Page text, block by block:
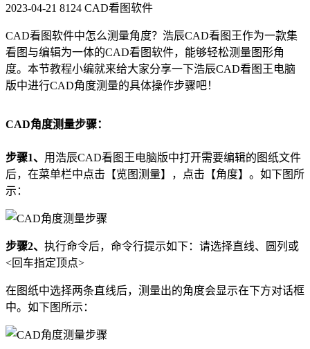
2023-04-21 8124 CAD看图软件
CAD看图软件中怎么测量角度？浩辰CAD看图王作为一款集
看图与编辑为一体的CAD看图软件，能够轻松测量图形角
度。本节教程小编就来给大家分享一下浩辰CAD看图王电脑
版中进行CAD角度测量的具体操作步骤吧！
CAD角度测量步骤：
步骤1、 用浩辰CAD看图王电脑版中打开需要编辑的图纸文件
后，在菜单栏中点击【览图测量】，点击【角度】。如下图所
示：
步骤2、 执行命令后，命令行提示如下：请选择直线、圆列或
<回车指定顶点>
在图纸中选择两条直线后，测量出的角度会显示在下方对话框
中。如下图所示：